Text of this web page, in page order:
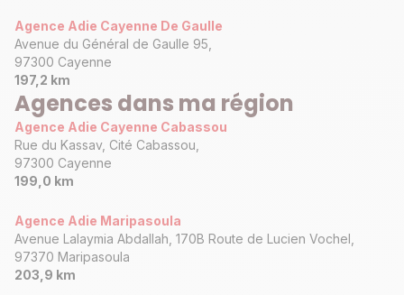
Agence Adie Cayenne De Gaulle
Avenue du Général de Gaulle 95,
97300 Cayenne
197,2 km
Agences dans ma région
Agence Adie Cayenne Cabassou
Rue du Kassav, Cité Cabassou,
97300 Cayenne
199,0 km
Agence Adie Maripasoula
Avenue Lalaymia Abdallah, 170B Route de Lucien Vochel,
97370 Maripasoula
203,9 km